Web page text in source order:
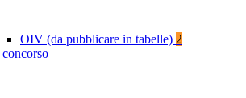
OIV (da pubblicare in tabelle) 2